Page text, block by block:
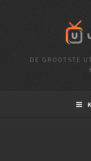
DE GROOTSTE